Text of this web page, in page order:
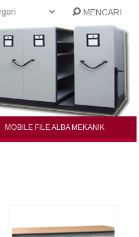
MENCARI
MOBILE FILE ALBA MEKANIK